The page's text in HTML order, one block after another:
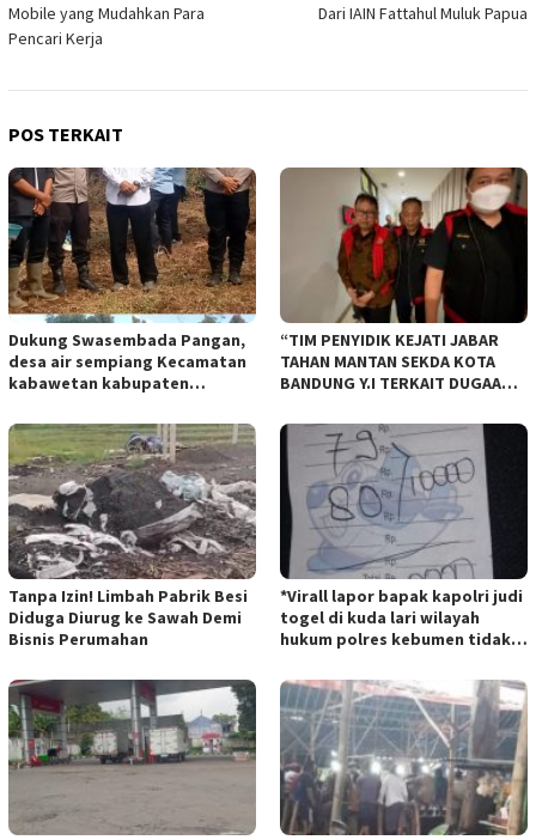
Mobile yang Mudahkan Para
Pencari Kerja
Dari IAIN Fattahul Muluk Papua
POS TERKAIT
Dukung Swasembada Pangan,
desa air sempiang Kecamatan
kabawetan kabupaten
28 mei 2025
“TIM PENYIDIK KEJATI JABAR
TAHAN MANTAN SEKDA KOTA
BANDUNG Y.I TERKAIT DUGAAN
BANDUNG”.
Tanpa Izin! Limbah Pabrik Besi
Diduga Diurug ke Sawah Demi
Bisnis Perumahan
*Virall lapor bapak kapolri judi
togel di kuda lari wilayah
hukum polres kebumen tidak